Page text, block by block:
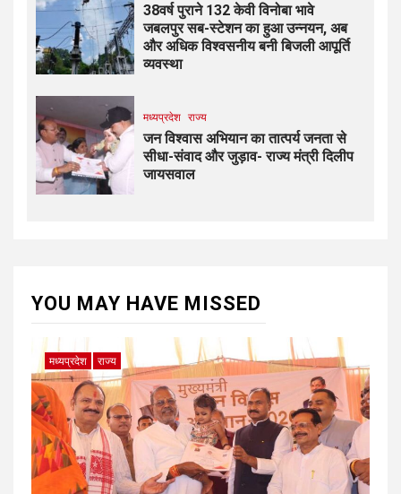
38वर्ष पुराने 132 केवी विनोबा भावे
जबलपुर सब-स्टेशन का हुआ उन्नयन, अब
और अधिक विश्वसनीय बनी बिजली आपूर्ति
व्यवस्था
मध्यप्रदेश राज्य
जन विश्वास अभियान का तात्पर्य जनता से
सीधा-संवाद और जुड़ाव- राज्य मंत्री दिलीप
जायसवाल
YOU MAY HAVE MISSED
मध्यप्रदेश राज्य